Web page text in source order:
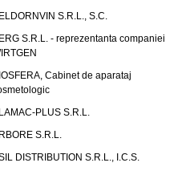
S.R.L., S.C.
S.R.L. - reprezentanta companiei
Cabinet de aparataj
PLUS S.R.L.
S.R.L.
DISTRIBUTION S.R.L., I.C.S.